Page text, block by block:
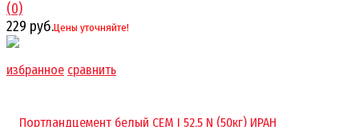
избранное сравнить
(0)
229 руб.Цены уточняйте!